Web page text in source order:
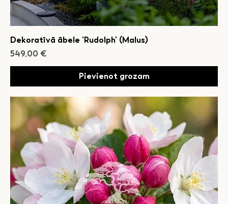
Dekoratīvā ābele 'Rudolph' (Malus)
Cena
549,00 €
Pievienot grozam